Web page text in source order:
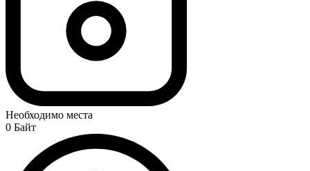
Необходимо места
0 Байт